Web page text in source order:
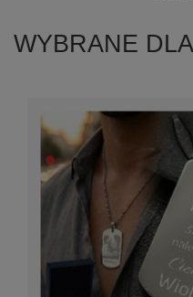
WYBRANE